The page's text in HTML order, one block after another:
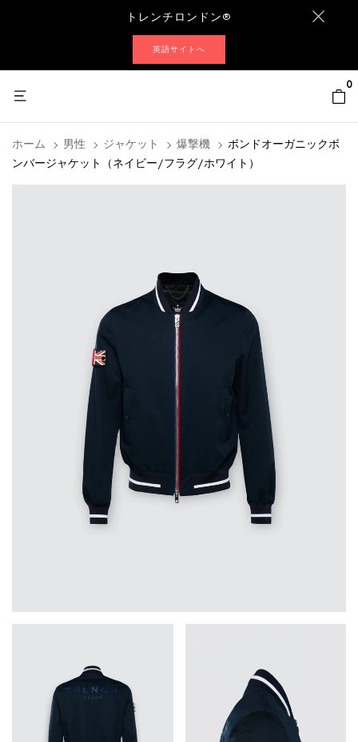
トレンチロンドン®
英語サイトへ
0
ホーム 男性 ジャケット 爆撃機
ボンドオーガニックボ
ンバージャケット（ネイビー/フラグ/ホワイト）